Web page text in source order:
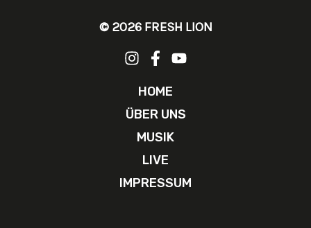
© 2026 FRESH LION
HOME
ÜBER UNS
MUSIK
LIVE
IMPRESSUM